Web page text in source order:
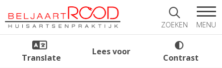
ZOEKEN MENU
Translate
Lees voor
Contrast